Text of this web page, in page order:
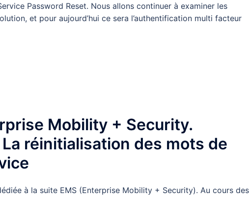
Password Reset. Nous allons continuer à examiner les
et pour aujourd’hui ce sera l’authentification multi facteur
Mobility + Security.
réinitialisation des mots de
à la suite EMS (Enterprise Mobility + Security). Au cours des